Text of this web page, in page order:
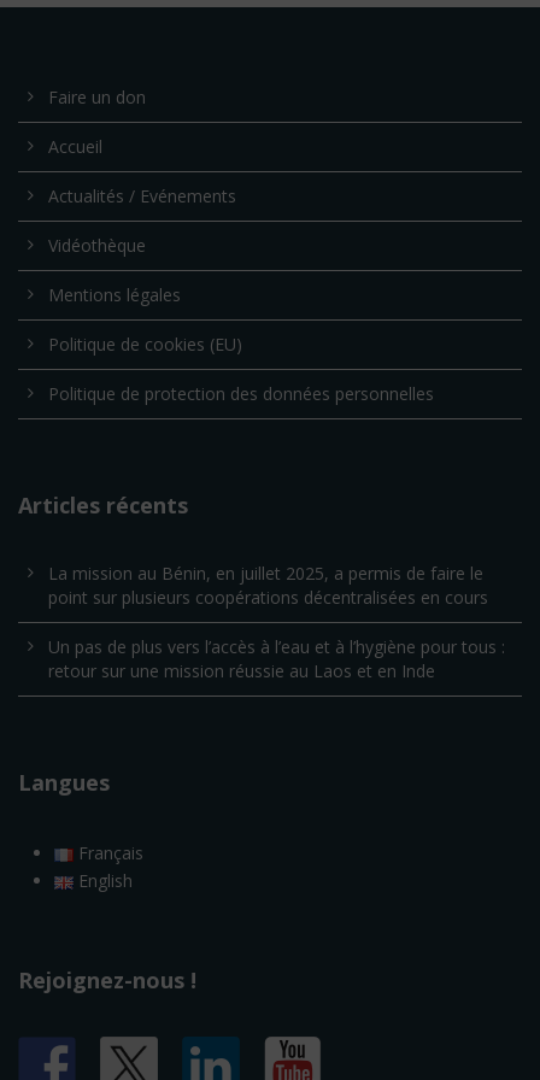
Faire un don
Accueil
Actualités / Evénements
Vidéothèque
Mentions légales
Politique de cookies (EU)
Politique de protection des données personnelles
Articles récents
La mission au Bénin, en juillet 2025, a permis de faire le
point sur plusieurs coopérations décentralisées en cours
Un pas de plus vers l’accès à l’eau et à l’hygiène pour tous :
retour sur une mission réussie au Laos et en Inde
Langues
Français
English
Rejoignez-nous !